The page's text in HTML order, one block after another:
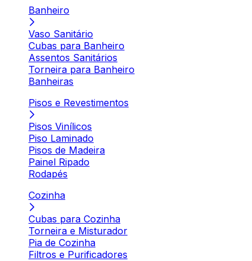
Banheiro
Vaso Sanitário
Cubas para Banheiro
Assentos Sanitários
Torneira para Banheiro
Banheiras
Pisos e Revestimentos
Pisos Vinílicos
Piso Laminado
Pisos de Madeira
Painel Ripado
Rodapés
Cozinha
Cubas para Cozinha
Torneira e Misturador
Pia de Cozinha
Filtros e Purificadores